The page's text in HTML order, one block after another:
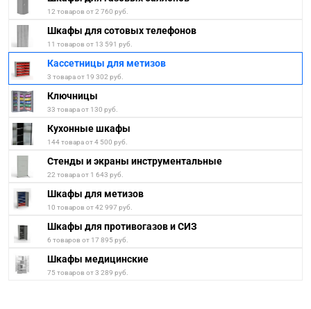
12 товаров от 2 760 руб.
Шкафы для сотовых телефонов
11 товаров от 13 591 руб.
Кассетницы для метизов
3 товара от 19 302 руб.
Ключницы
33 товара от 130 руб.
Кухонные шкафы
144 товара от 4 500 руб.
Стенды и экраны инструментальные
22 товара от 1 643 руб.
Шкафы для метизов
10 товаров от 42 997 руб.
Шкафы для противогазов и СИЗ
6 товаров от 17 895 руб.
Шкафы медицинские
75 товаров от 3 289 руб.